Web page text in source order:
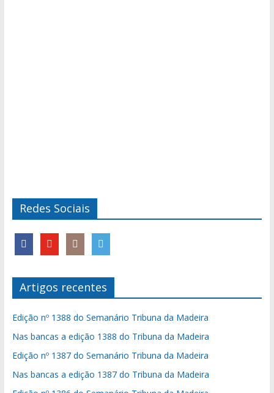
Redes Sociais
Artigos recentes
Edição nº 1388 do Semanário Tribuna da Madeira
Nas bancas a edição 1388 do Tribuna da Madeira
Edição nº 1387 do Semanário Tribuna da Madeira
Nas bancas a edição 1387 do Tribuna da Madeira